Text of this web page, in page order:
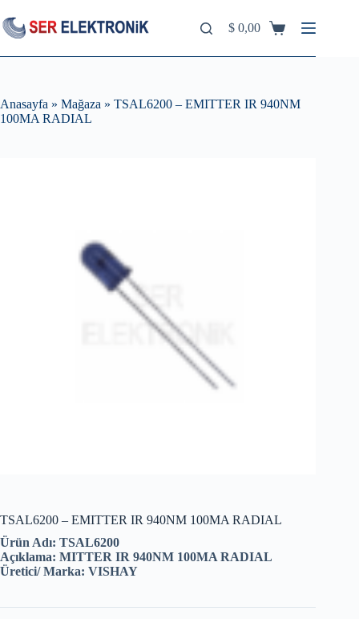
to
content
Shopping
$ 0,00
Anasayfa » Mağaza » TSAL6200 – EMITTER IR 940NM
100MA RADIAL
TSAL6200 – EMITTER IR 940NM 100MA RADIAL
Ürün Adı: TSAL6200
Açıklama: MITTER IR 940NM 100MA RADIAL
Üretici/ Marka: VISHAY